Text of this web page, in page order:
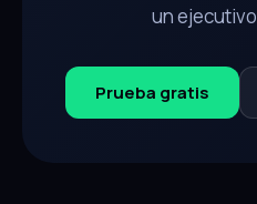
un
Prueba gratis